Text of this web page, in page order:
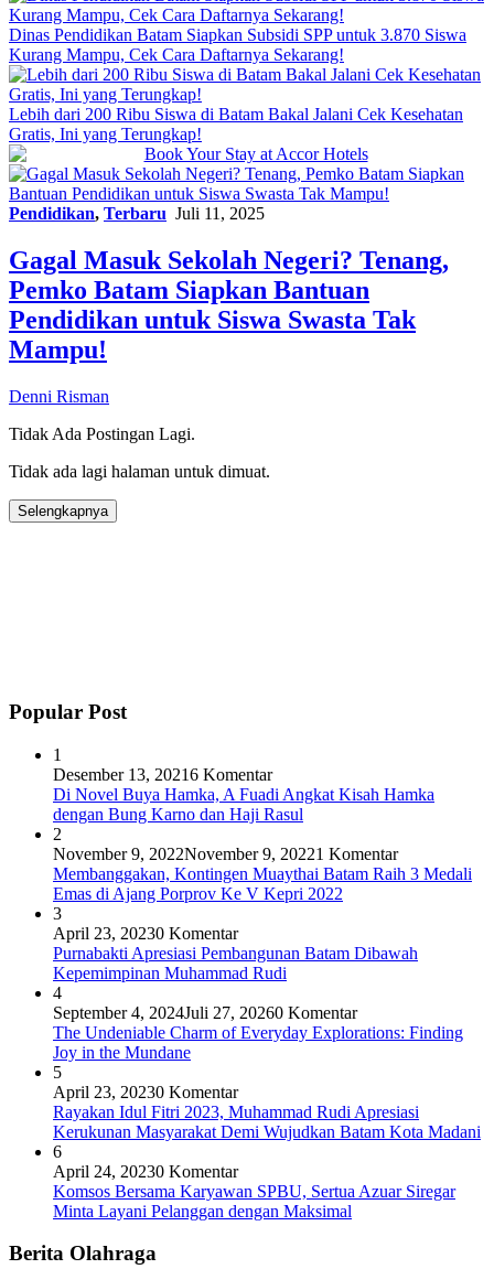
Dinas Pendidikan Batam Siapkan Subsidi SPP untuk 3.870 Siswa
Kurang Mampu, Cek Cara Daftarnya Sekarang!
Lebih dari 200 Ribu Siswa di Batam Bakal Jalani Cek Kesehatan
Gratis, Ini yang Terungkap!
Pendidikan, Terbaru Juli 11, 2025
Gagal Masuk Sekolah Negeri? Tenang,
Pemko Batam Siapkan Bantuan
Pendidikan untuk Siswa Swasta Tak
Mampu!
Denni Risman
Tidak Ada Postingan Lagi.
Tidak ada lagi halaman untuk dimuat.
Selengkapnya
Popular Post
1
Desember 13, 20216 Komentar
Di Novel Buya Hamka, A Fuadi Angkat Kisah Hamka
dengan Bung Karno dan Haji Rasul
2
November 9, 2022November 9, 20221 Komentar
Membanggakan, Kontingen Muaythai Batam Raih 3 Medali
Emas di Ajang Porprov Ke V Kepri 2022
3
April 23, 20230 Komentar
Purnabakti Apresiasi Pembangunan Batam Dibawah
Kepemimpinan Muhammad Rudi
4
September 4, 2024Juli 27, 20260 Komentar
The Undeniable Charm of Everyday Explorations: Finding
Joy in the Mundane
5
April 23, 20230 Komentar
Rayakan Idul Fitri 2023, Muhammad Rudi Apresiasi
Kerukunan Masyarakat Demi Wujudkan Batam Kota Madani
6
April 24, 20230 Komentar
Komsos Bersama Karyawan SPBU, Sertua Azuar Siregar
Minta Layani Pelanggan dengan Maksimal
Berita Olahraga